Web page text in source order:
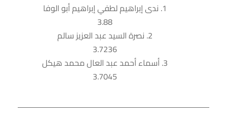
1. ندى إبراهيم لطفي إبراهيم أبو الوفا
3.88
2. نصرة السيد عبد العزيز سالم
3.7236
3. أسماء أحمد عبد العال محمد هيكل
3.7045